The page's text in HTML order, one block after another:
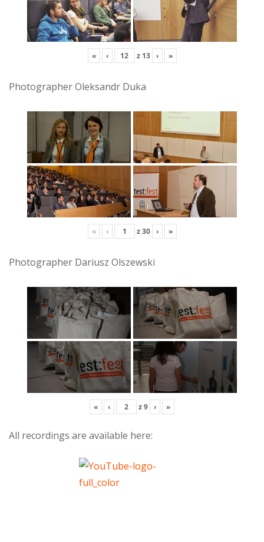
« ‹ z 13 › »
Photographer Oleksandr Duka
« ‹ z30 › »
Photographer Dariusz Olszewski
« ‹ z9 › »
All recordings are available here: